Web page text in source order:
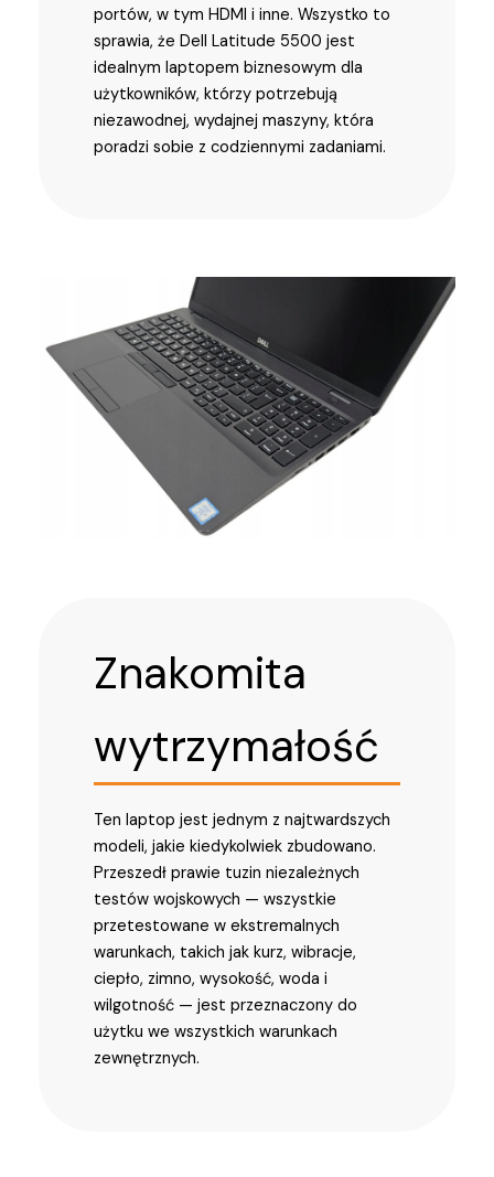
portów, w tym HDMI i inne. Wszystko to
sprawia, że ​​Dell Latitude 5500 jest
idealnym laptopem biznesowym dla
użytkowników, którzy potrzebują
niezawodnej, wydajnej maszyny, która
poradzi sobie z codziennymi zadaniami.
Znakomita
wytrzymałość
Ten laptop jest jednym z najtwardszych
modeli, jakie kiedykolwiek zbudowano.
Przeszedł prawie tuzin niezależnych
testów wojskowych — wszystkie
przetestowane w ekstremalnych
warunkach, takich jak kurz, wibracje,
ciepło, zimno, wysokość, woda i
wilgotność — jest przeznaczony do
użytku we wszystkich warunkach
zewnętrznych.